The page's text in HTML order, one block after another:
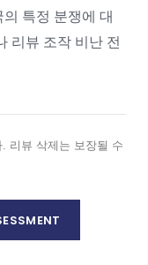
특정 분쟁에 대
리뷰 조작 비난 전
리뷰 삭제는 보장될 수